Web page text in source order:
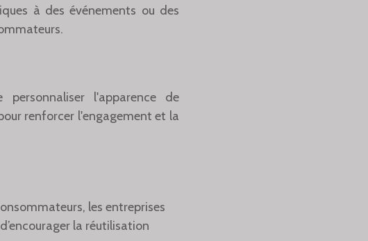
à des événements ou des
l'apparence de
renforcer l'engagement et la
les entreprises
la réutilisation